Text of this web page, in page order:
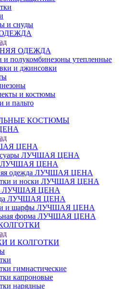
и снуды
ОДЕЖДА
и полукомбинезоны утепленные
и джинсовки
и костюмы
и пальто
КОСТЮМЫ
ЦЕНА
ЛУЧШАЯ ЦЕНА
ЛУЧШАЯ ЦЕНА
одежда ЛУЧШАЯ ЦЕНА
и носки ЛУЧШАЯ ЦЕНА
ЛУЧШАЯ ЦЕНА
ЛУЧШАЯ ЦЕНА
и шарфы ЛУЧШАЯ ЦЕНА
форма ЛУЧШАЯ ЦЕНА
И КОЛГОТКИ
гимнастические
капроновые
нарядные